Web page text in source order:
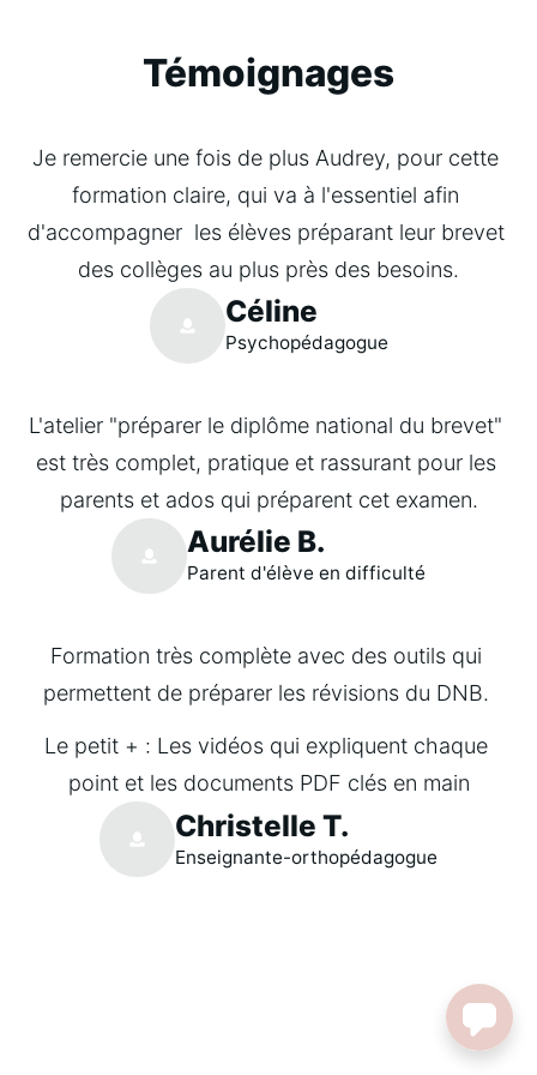
Témoignages
Je remercie une fois de plus Audrey, pour cette
formation claire, qui va à l'essentiel afin
d'accompagner  les élèves préparant leur brevet
des collèges au plus près des besoins.
Céline
Psychopédagogue
L'atelier "préparer le diplôme national du brevet"
est très complet, pratique et rassurant pour les
parents et ados qui préparent cet examen.
Aurélie B.
Parent d'élève en difficulté
Formation très complète avec des outils qui
permettent de préparer les révisions du DNB.
Le petit + : Les vidéos qui expliquent chaque
point et les documents PDF clés en main
Christelle T.
Enseignante-orthopédagogue